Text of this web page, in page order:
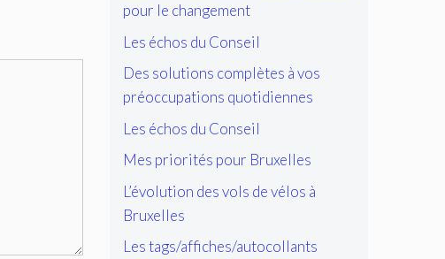
pour le changement
Les échos du Conseil
Des solutions complètes à vos
préoccupations quotidiennes
Les échos du Conseil
Mes priorités pour Bruxelles
L’évolution des vols de vélos à
Bruxelles
Les tags/affiches/autocollants